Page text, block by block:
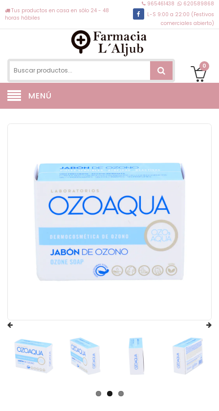
Tus productos en casa en sólo 24 - 48
horas hábiles
965461438
620589868
L-S 9:00 a 22:00 (Festivos
comerciales abierto)
0
MENÚ